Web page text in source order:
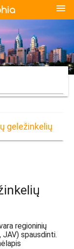
menu
geležinkelių
regioninių
spausdinti.